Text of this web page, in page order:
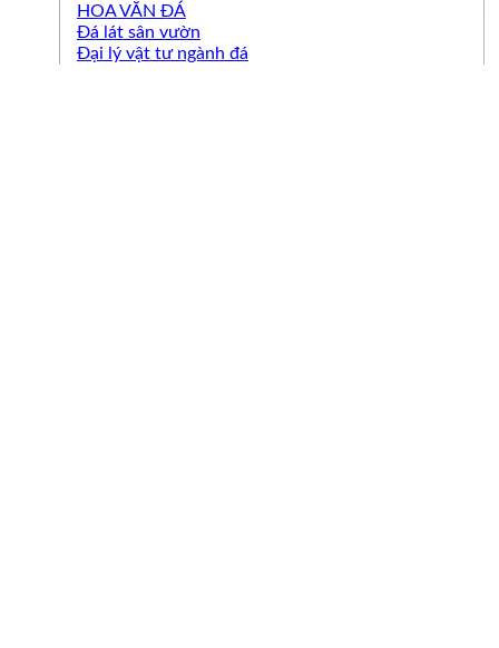
HOA VĂN ĐÁ
Đá lát sân vườn
Đại lý vật tư ngành đá